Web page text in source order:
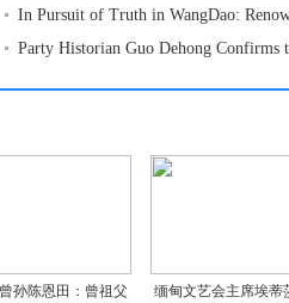
In Pursuit of Truth in WangDao:
Party Historian Guo Dehong Confirms
孙陈恩田：曾祖父
缅甸文艺会主席埃蒂